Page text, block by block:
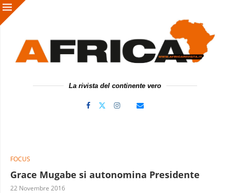
La rivista del continente vero
FOCUS
Grace Mugabe si autonomina Presidente
22 Novembre 2016